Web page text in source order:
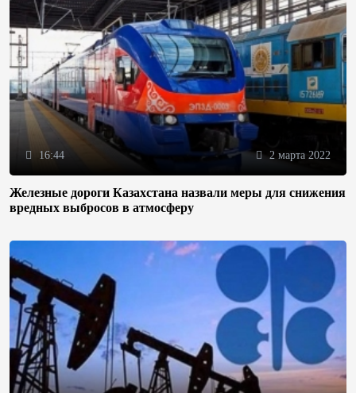
16:44 2 марта 2022
Железные дороги Казахстана назвали меры для снижения
вредных выбросов в атмосферу